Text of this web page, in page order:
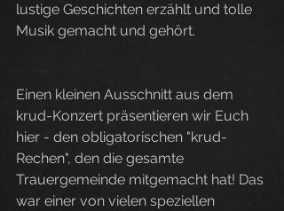
lustige Geschichten erzählt und tolle
Musik gemacht und gehört.
Einen kleinen Ausschnitt aus dem
krud-Konzert präsentieren wir Euch
hier - den obligatorischen "krud-
Rechen", den die gesamte
Trauergemeinde mitgemacht hat! Das
war einer von vielen speziellen